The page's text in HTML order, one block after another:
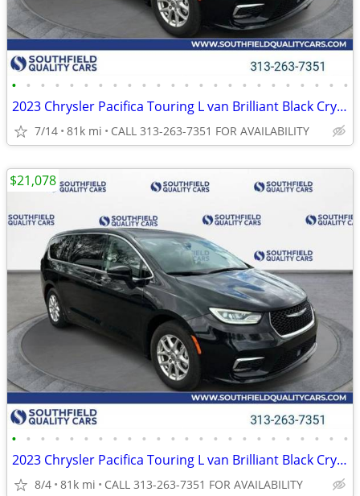
• • • • • • • • • • • • • • • • • • • • • • • •
2023 Chrysler Pacifica Touring L van Brilliant Black Crystal Pearlcoat
7/14 81k mi CALL 313-263-7351 FOR AVAILABILITY
• • • • • • • • • • • • • • • • • • • • • • • •
2023 Chrysler Pacifica Touring L van Brilliant Black Crystal Pearlcoat
8/4 81k mi CALL 313-263-7351 FOR AVAILABILITY
$21,078